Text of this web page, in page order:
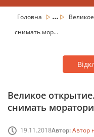
Головна ...
снимать мор...
Великое
снимать
19.11.2018Автор:Автор